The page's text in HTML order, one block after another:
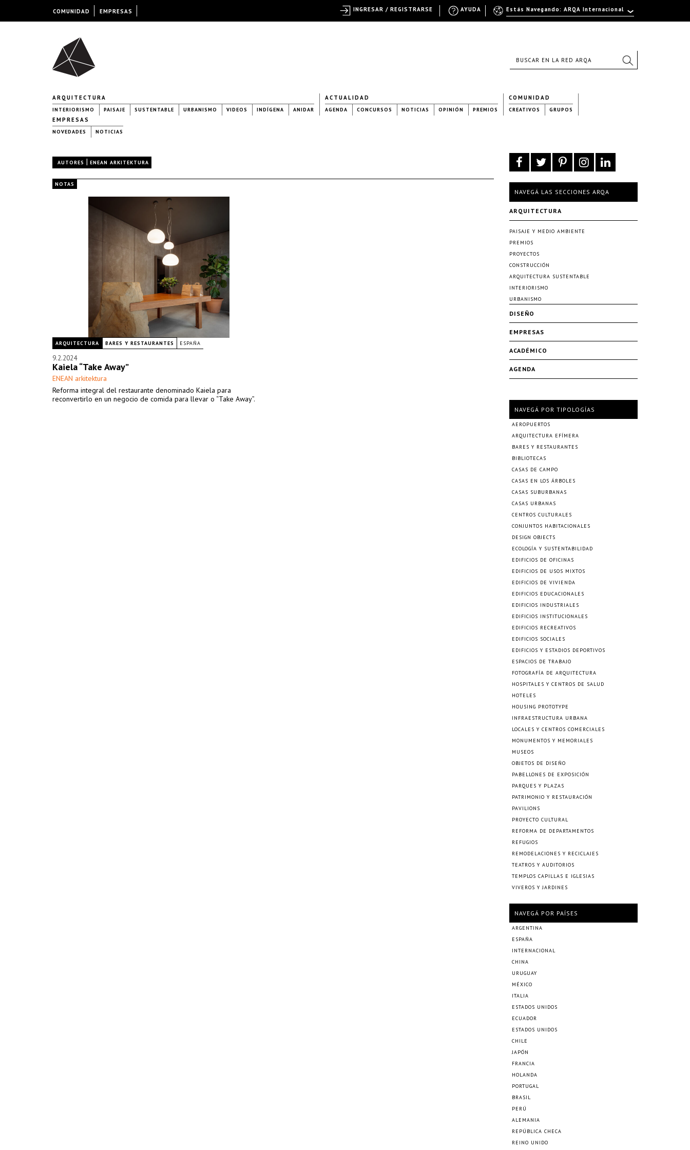
ARQUITECTURA
INTERIORISMO PAISAJE SUSTENTABLE URBANISMO VIDEOS INDÍGENA ANIDAR
ACTUALIDAD
AGENDA CONCURSOS NOTICIAS OPINIÓN PREMIOS
COMUNIDAD
CREATIVOS GRUPOS
EMPRESAS
NOVEDADES NOTICIAS
AUTORES | ENEAN ARKITEKTURA
NOTAS
ARQUITECTURA BARES Y RESTAURANTES ESPAÑA
9.2.2024
Kaiela “Take Away”
ENEAN arkitektura
Reforma integral del restaurante denominado Kaiela para
reconvertirlo en un negocio de comida para llevar o “Take Away”.
NAVEGÁ LAS SECCIONES ARQA
ARQUITECTURA
PAISAJE Y MEDIO AMBIENTE
PREMIOS
PROYECTOS
CONSTRUCCIÓN
ARQUITECTURA SUSTENTABLE
INTERIORISMO
URBANISMO
DISEÑO
EMPRESAS
ACADÉMICO
AGENDA
NAVEGÁ POR TIPOLOGÍAS
AEROPUERTOS
ARQUITECTURA EFÍMERA
BARES Y RESTAURANTES
BIBLIOTECAS
CASAS DE CAMPO
CASAS EN LOS ÁRBOLES
CASAS SUBURBANAS
CASAS URBANAS
CENTROS CULTURALES
CONJUNTOS HABITACIONALES
DESIGN OBJECTS
ECOLOGÍA Y SUSTENTABILIDAD
EDIFICIOS DE OFICINAS
EDIFICIOS DE USOS MIXTOS
EDIFICIOS DE VIVIENDA
EDIFICIOS EDUCACIONALES
EDIFICIOS INDUSTRIALES
EDIFICIOS INSTITUCIONALES
EDIFICIOS RECREATIVOS
EDIFICIOS SOCIALES
EDIFICIOS Y ESTADIOS DEPORTIVOS
ESPACIOS DE TRABAJO
FOTOGRAFÍA DE ARQUITECTURA
HOSPITALES Y CENTROS DE SALUD
HOTELES
HOUSING PROTOTYPE
INFRAESTRUCTURA URBANA
LOCALES Y CENTROS COMERCIALES
MONUMENTOS Y MEMORIALES
MUSEOS
OBJETOS DE DISEÑO
PABELLONES DE EXPOSICIÓN
PARQUES Y PLAZAS
PATRIMONIO Y RESTAURACIÓN
PAVILIONS
PROYECTO CULTURAL
REFORMA DE DEPARTAMENTOS
REFUGIOS
REMODELACIONES Y RECICLAJES
TEATROS Y AUDITORIOS
TEMPLOS CAPILLAS E IGLESIAS
VIVEROS Y JARDINES
NAVEGÁ POR PAÍSES
ARGENTINA
ESPAÑA
INTERNACIONAL
CHINA
URUGUAY
MÉXICO
ITALIA
ESTADOS UNIDOS
ECUADOR
ESTADOS UNIDOS
CHILE
JAPÓN
FRANCIA
HOLANDA
PORTUGAL
BRASIL
PERÚ
ALEMANIA
REPÚBLICA CHECA
REINO UNIDO
COMUNIDAD EMPRESAS Estás Navegando: ARQA Internacional
AYUDA
INGRESAR / REGISTRARSE